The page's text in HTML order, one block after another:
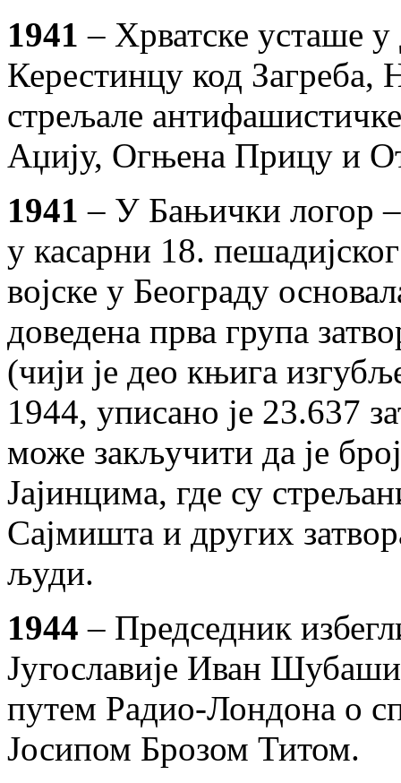
1941 – Хрватске усташе
Керестинцу код Загреба,
стрељале
Аџију, Огњена Прицу и
1941 – У Бањички логор –
у касарни 18.
војске у Београду
доведена прва група
(чији је део књига
1944, уписано је 23.637
може закључити да је
Јајинцима, где су
Сајмишта и других
људи.
1944 – Председник
Југославије Иван
путем Радио-Лондона о
Јосипом Брозом Титом.